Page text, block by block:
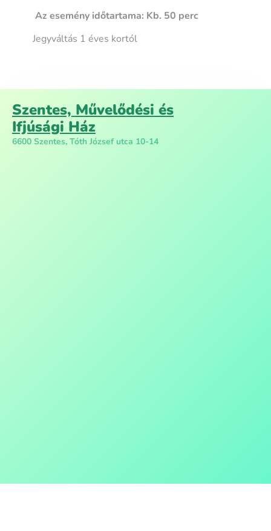
Az esemény időtartama: Kb. 50 perc
Jegyváltás 1 éves kortól
Szentes, Művelődési és
Ifjúsági Ház
6600 Szentes, Tóth József utca 10-14